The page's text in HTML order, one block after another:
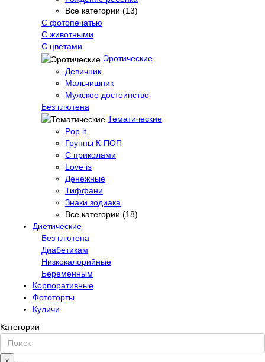
Все категории (13)
С фотопечатью
C животными
С цветами
Эротические
Девичник
Мальчишник
Мужское достоинство
Без глютена
Тематические
Pop it
Группы К-ПОП
С приколами
Love is
Денежные
Тиффани
Знаки зодиака
Все категории (18)
Диетические
Без глютена
Диабетикам
Низкокалорийные
Беременным
Корпоративные
Фототорты
Куличи
Категории